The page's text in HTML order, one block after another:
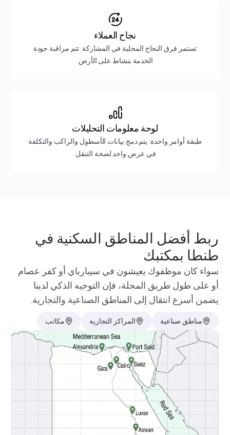
نجاح العملاء
تستمر فرق النجاح المحلية في المشاركة. تتم مراقبة جودة
الخدمة بنشاط على الأرض.
لوحة معلومات التحليلات
طبقة أوامر واحدة. يتم دمج بيانات الأسطول والراكب والتكلفة
في عرض واحد لصحة التنقل.
ربط أفضل المناطق السكنية في
طنطا بمكتبك
سواء كان موظفوك يعيشون في سيبارباي أو كفر عصام
أو على طول طريق المحلة، فإن التوجيه الذكي لدينا
يضمن أسرع انتقال إلى المناطق الصناعية والتجارية.
مناطق صناعية المراكز التجارية مكاتب